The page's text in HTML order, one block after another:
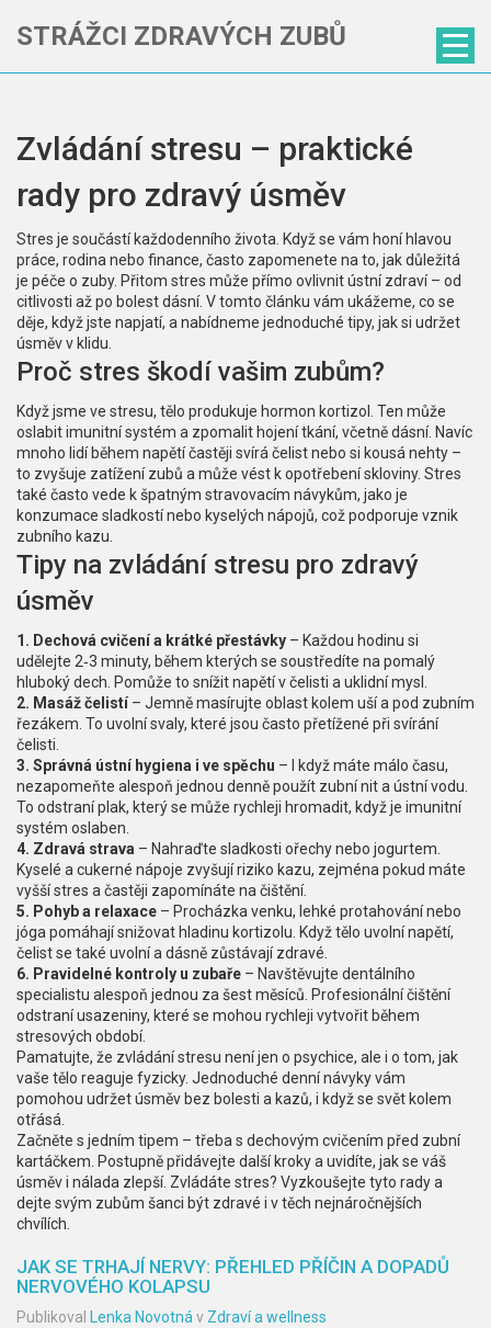
STRÁŽCI ZDRAVÝCH ZUBŮ
Zvládání stresu – praktické
rady pro zdravý úsměv
Stres je součástí každodenního života. Když se vám honí hlavou
práce, rodina nebo finance, často zapomenete na to, jak důležitá
je péče o zuby. Přitom stres může přímo ovlivnit ústní zdraví – od
citlivosti až po bolest dásní. V tomto článku vám ukážeme, co se
děje, když jste napjatí, a nabídneme jednoduché tipy, jak si udržet
úsměv v klidu.
Proč stres škodí vašim zubům?
Když jsme ve stresu, tělo produkuje hormon kortizol. Ten může
oslabit imunitní systém a zpomalit hojení tkání, včetně dásní. Navíc
mnoho lidí během napětí častěji svírá čelist nebo si kousá nehty –
to zvyšuje zatížení zubů a může vést k opotřebení skloviny. Stres
také často vede k špatným stravovacím návykům, jako je
konzumace sladkostí nebo kyselých nápojů, což podporuje vznik
zubního kazu.
Tipy na zvládání stresu pro zdravý
úsměv
1. Dechová cvičení a krátké přestávky – Každou hodinu si
udělejte 2‑3 minuty, během kterých se soustředíte na pomalý
hluboký dech. Pomůže to snížit napětí v čelisti a uklidní mysl.
2. Masáž čelistí– Jemně masírujte oblast kolem uší a pod zubním
řezákem. To uvolní svaly, které jsou často přetížené při svírání
čelisti.
3. Správná ústní hygiena i ve spěchu – I když máte málo času,
nezapomeňte alespoň jednou denně použít zubní nit a ústní vodu.
To odstraní plak, který se může rychleji hromadit, když je imunitní
systém oslaben.
4. Zdravá strava – Nahraďte sladkosti ořechy nebo jogurtem.
Kyselé a cukerné nápoje zvyšují riziko kazu, zejména pokud máte
vyšší stres a častěji zapomínáte na čištění.
5. Pohyb a relaxace – Procházka venku, lehké protahování nebo
jóga pomáhají snižovat hladinu kortizolu. Když tělo uvolní napětí,
čelist se také uvolní a dásně zůstávají zdravé.
6. Pravidelné kontroly u zubaře – Navštěvujte dentálního
specialistu alespoň jednou za šest měsíců. Profesionální čištění
odstraní usazeniny, které se mohou rychleji vytvořit během
stresových období.
Pamatujte, že zvládání stresu není jen o psychice, ale i o tom, jak
vaše tělo reaguje fyzicky. Jednoduché denní návyky vám
pomohou udržet úsměv bez bolesti a kazů, i když se svět kolem
otřásá.
Začněte s jedním tipem – třeba s dechovým cvičením před zubní
kartáčkem. Postupně přidávejte další kroky a uvidíte, jak se váš
úsměv i nálada zlepší. Zvládáte stres? Vyzkoušejte tyto rady a
dejte svým zubům šanci být zdravé i v těch nejnáročnějších
chvílích.
JAK SE TRHAJÍ NERVY: PŘEHLED PŘÍČIN A DOPADŮ
NERVOVÉHO KOLAPSU
Publikoval Lenka Novotná v Zdraví a wellness